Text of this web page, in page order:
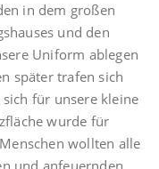
in dem großen
und den
Uniform ablegen
später trafen sich
für unsere kleine
wurde für
wollten alle
und anfeuernden